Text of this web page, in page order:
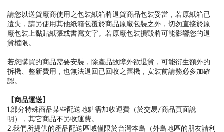
請您以送貨廠商使用之包裝紙箱將退貨商品包裝妥當，若原紙箱已
遺失，請另使用其他紙箱包覆於商品原廠包裝之外，切勿直接於原
廠包裝上黏貼紙張或書寫文字。若原廠包裝損毀將可能影響您的退
貨權限。
若您購買的商品需要安裝，除產品故障外欲退貨，可能衍生額外的
拆機、整新費用，也無法退回已回收之舊機，安裝前請務必多加確
認。
【商品運送】
1.部分特殊商品某些配送地點需加收運費（於交易/商品頁面說
明），其它商品不另收運費。
2.我們所提供的產品配送區域僅限於台灣本島（外島地區的朋友請利